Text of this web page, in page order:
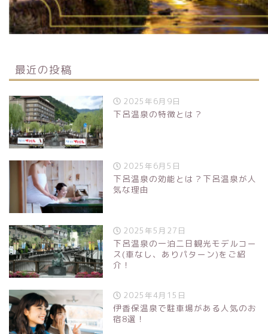
最近の投稿
2025年6月9日
下呂温泉の特徴とは？
2025年6月5日
下呂温泉の効能とは？下呂温泉が人
気な理由
2025年5月27日
下呂温泉の一泊二日観光モデルコー
ス(車なし、ありパターン)をご紹
介！
2025年4月15日
伊香保温泉で駐車場がある人気のお
宿8選！